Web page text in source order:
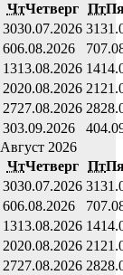
ЧтЧетверг Пт
3030.07.2026 31
606.08.2026 7
1313.08.2026 14
2020.08.2026 21
2727.08.2026 28
303.09.2026 4
Август 2026
ЧтЧетверг Пт
3030.07.2026 31
606.08.2026 7
1313.08.2026 14
2020.08.2026 21
2727.08.2026 28